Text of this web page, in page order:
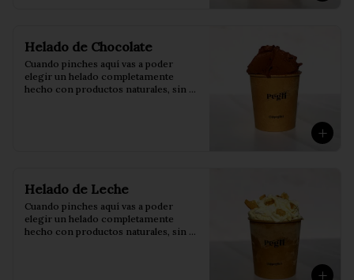
Helado de Chocolate
Cuando pinches aquí vas a poder
elegir un helado completamente
hecho con productos naturales, sin
Helado de Leche
Cuando pinches aquí vas a poder
elegir un helado completamente
hecho con productos naturales, sin